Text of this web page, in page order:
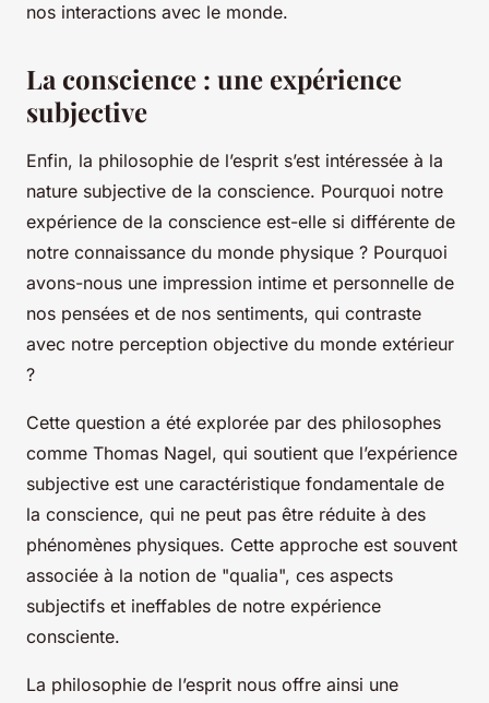
nos interactions avec le monde.
La conscience : une expérience
subjective
Enfin, la philosophie de l’esprit s’est intéressée à la
nature subjective de la conscience. Pourquoi notre
expérience de la conscience est-elle si différente de
notre connaissance du monde physique ? Pourquoi
avons-nous une impression intime et personnelle de
nos pensées et de nos sentiments, qui contraste
avec notre perception objective du monde extérieur
?
Cette question a été explorée par des philosophes
comme Thomas Nagel, qui soutient que l’expérience
subjective est une caractéristique fondamentale de
la conscience, qui ne peut pas être réduite à des
phénomènes physiques. Cette approche est souvent
associée à la notion de "qualia", ces aspects
subjectifs et ineffables de notre expérience
consciente.
La philosophie de l’esprit nous offre ainsi une